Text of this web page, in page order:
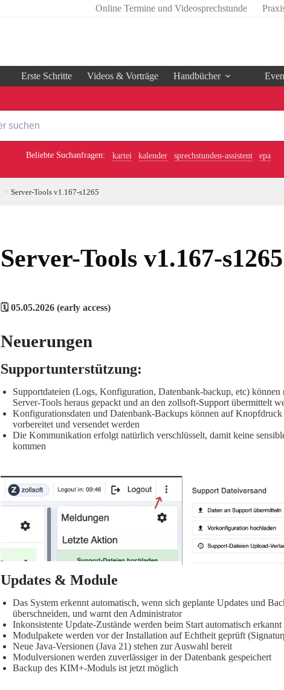
Online Termine und Videosprechstunde
Erste Schritte Videos & Vorträge Handbücher
Beliebte Suchanfragen: kartei kalender sprechstunden-assistent epa
Server-Tools v1.167-s1265
Server-Tools v1.167-s1265
🗓️ 05.05.2026 (early access)
Neuerungen
Supportunterstützung:
Supportdateien (Logs, Konfiguration, Datenbank-backup, etc) können
Server-Tools heraus gepackt und an den zollsoft-Support übermittelt
Konfigurationsdaten und Datenbank-Backups können auf Knopfdruck
vorbereitet und versendet werden
Die Kommunikation erfolgt natürlich verschlüsselt, damit keine
kommen
Updates & Module
Das System erkennt automatisch, wenn sich geplante Updates und
überschneiden, und warnt den Administrator
Inkonsistente Update-Zustände werden beim Start automatisch
Modulpakete werden vor der Installation auf Echtheit geprüft
Neue Java-Versionen (Java 21) stehen zur Auswahl bereit
Modulversionen werden zuverlässiger in der Datenbank gespeichert
Backup des KIM+-Moduls ist jetzt möglich